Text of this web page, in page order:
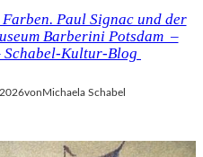
Paul Signac und der
Barberini Potsdam –
Schabel-Kultur-Blog
vonMichaela Schabel